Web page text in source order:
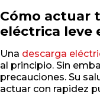
Cómo actuar
eléctrica leve
Una descarga
al principio. Sin
precauciones. Su
actuar con rapidez